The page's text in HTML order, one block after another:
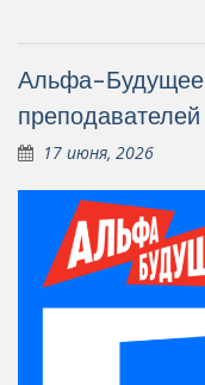
Альфа-Будущее
преподавателей
17 июня, 2026